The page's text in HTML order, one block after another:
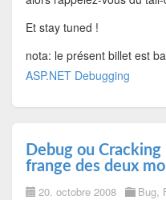
Et stay tuned !
nota: le présent billet est
ASP.NET Debugging
Debug ou
frange des deux
20. octobre 2008 Bug,